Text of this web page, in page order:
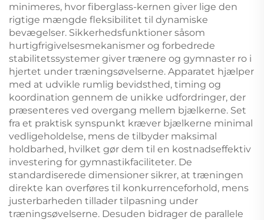
minimeres, hvor fiberglass-kernen giver lige den
rigtige mængde fleksibilitet til dynamiske
bevægelser. Sikkerhedsfunktioner såsom
hurtigfrigivelsesmekanismer og forbedrede
stabilitetssystemer giver trænere og gymnaster ro i
hjertet under træningsøvelserne. Apparatet hjælper
med at udvikle rumlig bevidsthed, timing og
koordination gennem de unikke udfordringer, der
præsenteres ved overgang mellem bjælkerne. Set
fra et praktisk synspunkt kræver bjælkerne minimal
vedligeholdelse, mens de tilbyder maksimal
holdbarhed, hvilket gør dem til en kostnadseffektiv
investering for gymnastikfaciliteter. De
standardiserede dimensioner sikrer, at træningen
direkte kan overføres til konkurrenceforhold, mens
justerbarheden tillader tilpasning under
træningsøvelserne. Desuden bidrager de parallele